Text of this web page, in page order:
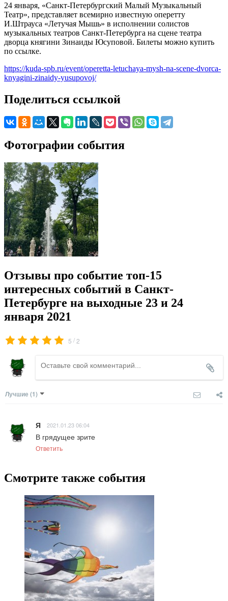
24 января, «Санкт-Петербургский Малый Музыкальный
Театр», представляет всемирно известную оперетту
И.Штрауса «Летучая Мышь» в исполнении солистов
музыкальных театров Санкт-Петербурга на сцене театра
дворца княгини Зинаиды Юсуповой. Билеты можно купить
по ссылке.
https://kuda-spb.ru/event/operetta-letuchaya-mysh-na-scene-dvorca-
knyagini-zinaidy-yusupovoj/
Поделиться ссылкой
Фотографии события
Отзывы про событие топ-15
интересных событий в Санкт-
Петербурге на выходные 23 и 24
января 2021
5 /2
Лучшие (1)
Я 2021.01.23 06:04
В грядущее зрите
Ответить
Смотрите также события